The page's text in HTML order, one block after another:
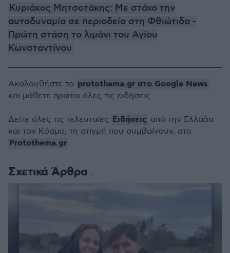
Κυριάκος Μητσοτάκης: Με στόχο την
αυτοδυναμία σε περιοδεία στη Φθιώτιδα -
Πρώτη στάση το λιμάνι του Αγίου
Κωνσταντίνου
Σχετικά Άρθρα
Ακολουθήστε το protothema.gr στο Google News
και μάθετε πρώτοι όλες τις ειδήσεις
Δείτε όλες τις τελευταίες Ειδήσεις από την Ελλάδα
και τον Κόσμο, τη στιγμή που συμβαίνουν, στο
Protothema.gr